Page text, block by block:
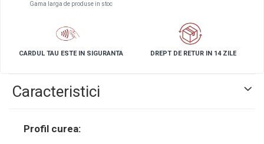
Gama larga de produse in stoc
CARDUL TAU ESTE IN SIGURANTA DREPT DE RETUR IN 14 ZILE
Caracteristici
Profil curea: